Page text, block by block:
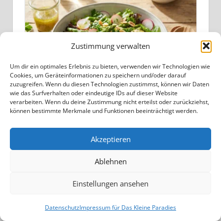
Zustimmung verwalten
Um dir ein optimales Erlebnis zu bieten, verwenden wir Technologien wie
Cookies, um Geräteinformationen zu speichern und/oder darauf
zuzugreifen. Wenn du diesen Technologien zustimmst, können wir Daten
wie das Surfverhalten oder eindeutige IDs auf dieser Website
verarbeiten. Wenn du deine Zustimmung nicht erteilst oder zurückziehst,
können bestimmte Merkmale und Funktionen beeinträchtigt werden.
Akzeptieren
Ablehnen
Einstellungen ansehen
DatenschutzImpressum für Das Kleine Paradies
Frühlingssalat mit Spargel und
Radieschen